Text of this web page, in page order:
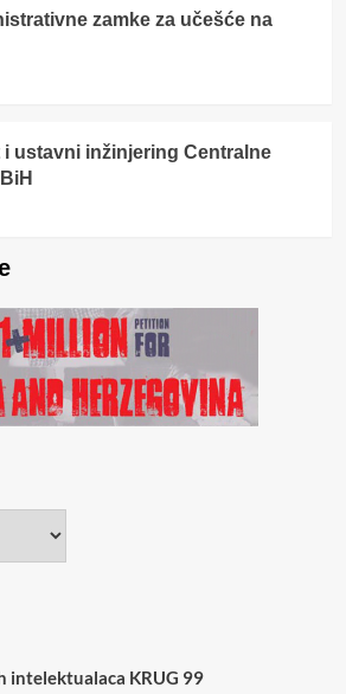
zamke za učešće na
ustavni inžinjering Centralne
intelektualaca KRUG 99